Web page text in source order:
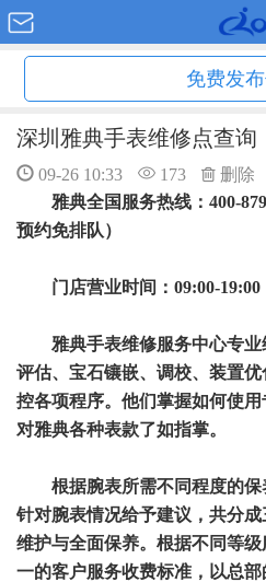
免费发
深圳雅典手表维修点查询
09-26 10:33 173 删除
雅典全国服务热线：400-
预约免排队）
门店营业时间：09:00-19:00
雅典手表维修服务中心专业
评估、宝石镶嵌、调校、装置
控各项程序。他们掌握如何使
对雅典各种表款了如指掌。
根据腕表所需不同程度的保
针对腕表情况给予建议，共分
维护与全面保养。根据不同等
一的客户服务收费标准，以总部